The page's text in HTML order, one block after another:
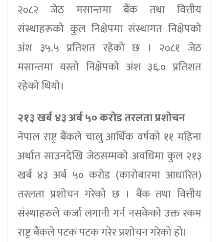
२०८२ जेठ मसान्तमा बैंक तथा वित्तीय
संस्थाहरूको कुल निक्षेपमा संस्थागत निक्षेपको
अंश ३५.५ प्रतिशत रहेको छ । २०८१ जेठ
मसान्तमा यस्तो निक्षेपको अंश ३६.० प्रतिशत
रहेको थियो।
२१३ खर्ब ४३ अर्ब ५० करोड तरलता प्रशोचन
नेपाल राष्ट्र बैंकले चालु आर्थिक वर्षको ११ महिना
अर्थात साउनदेखि जेठसम्मको अवधिमा कुल २१३
खर्ब ४३ अर्ब ५० करोड (कारोबारमा आधारित)
तरलता प्रशोचन गरेको छ । बैंक तथा वित्तीय
संस्थाहरुले कर्जा लगानी गर्न नसकेको उक्त रकम
राष्ट्र बैंकले पटक पटक गरेर प्रशोचन गरेको हो।